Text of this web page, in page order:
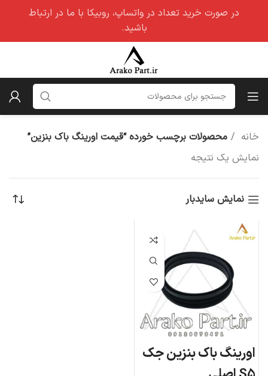
خانه
محصولات برچسب خورده “قیمت اورینگ باک بنزین”
نمایش یک نتیجه
نمایش سایدبار
اورینگ باک بنزین جک
در صورت خرید تعداد در واتساپ، روبیکا با ما در ارتباط
باشید.